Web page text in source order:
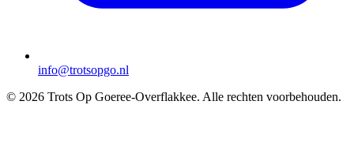
info@trotsopgo.nl
© 2026 Trots Op Goeree-Overflakkee. Alle rechten voorbehouden.